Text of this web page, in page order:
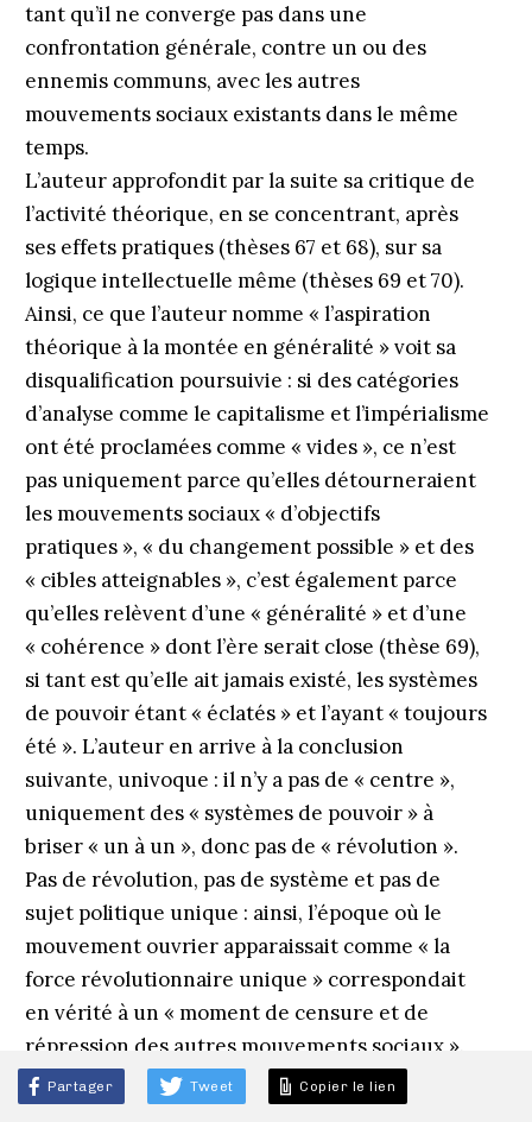
tant qu’il ne converge pas dans une
confrontation générale, contre un ou des
ennemis communs, avec les autres
mouvements sociaux existants dans le même
temps.
L’auteur approfondit par la suite sa critique de
l’activité théorique, en se concentrant, après
ses effets pratiques (thèses 67 et 68), sur sa
logique intellectuelle même (thèses 69 et 70).
Ainsi, ce que l’auteur nomme « l’aspiration
théorique à la montée en généralité » voit sa
disqualification poursuivie : si des catégories
d’analyse comme le capitalisme et l’impérialisme
ont été proclamées comme « vides », ce n’est
pas uniquement parce qu’elles détourneraient
les mouvements sociaux « d’objectifs
pratiques », « du changement possible » et des
« cibles atteignables », c’est également parce
qu’elles relèvent d’une « généralité » et d’une
« cohérence » dont l’ère serait close (thèse 69),
si tant est qu’elle ait jamais existé, les systèmes
de pouvoir étant « éclatés » et l’ayant « toujours
été ». L’auteur en arrive à la conclusion
suivante, univoque : il n’y a pas de « centre »,
uniquement des « systèmes de pouvoir » à
briser « un à un », donc pas de « révolution ».
Pas de révolution, pas de système et pas de
sujet politique unique : ainsi, l’époque où le
mouvement ouvrier apparaissait comme « la
force révolutionnaire unique » correspondait
en vérité à un « moment de censure et de
répression des autres mouvements sociaux ».
« À ce stade de notre lecture critique, il nous
Partager Tweet Copier le lien